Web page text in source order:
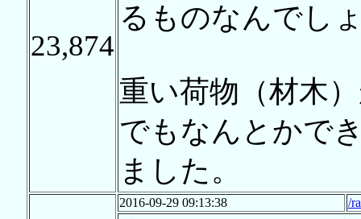
23,874
るものなんでし
重い荷物（材木
でもなんとかで
ました。
2016-09-29 09:13:38 /